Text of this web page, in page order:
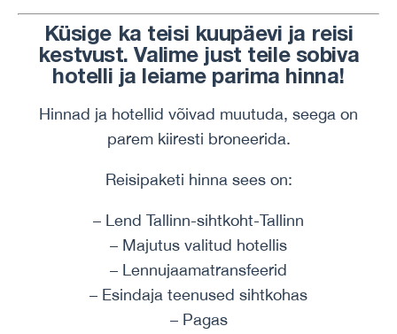
Küsige ka teisi kuupäevi ja reisi
kestvust. Valime just teile sobiva
hotelli ja leiame parima hinna!
Hinnad ja hotellid võivad muutuda, seega on
parem kiiresti broneerida.
Reisipaketi hinna sees on:
– Lend Tallinn-sihtkoht-Tallinn
– Majutus valitud hotellis
– Lennujaamatransfeerid
– Esindaja teenused sihtkohas
– Pagas